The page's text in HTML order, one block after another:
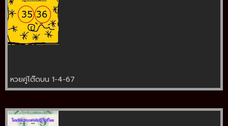
หวยคู่โต๊ดบน 1-4-67